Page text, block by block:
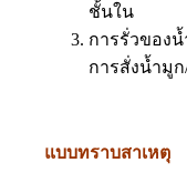
ชั้นใน
การรั่วของ
การสั่งน้ำมู
แบบทราบสาเหตุ